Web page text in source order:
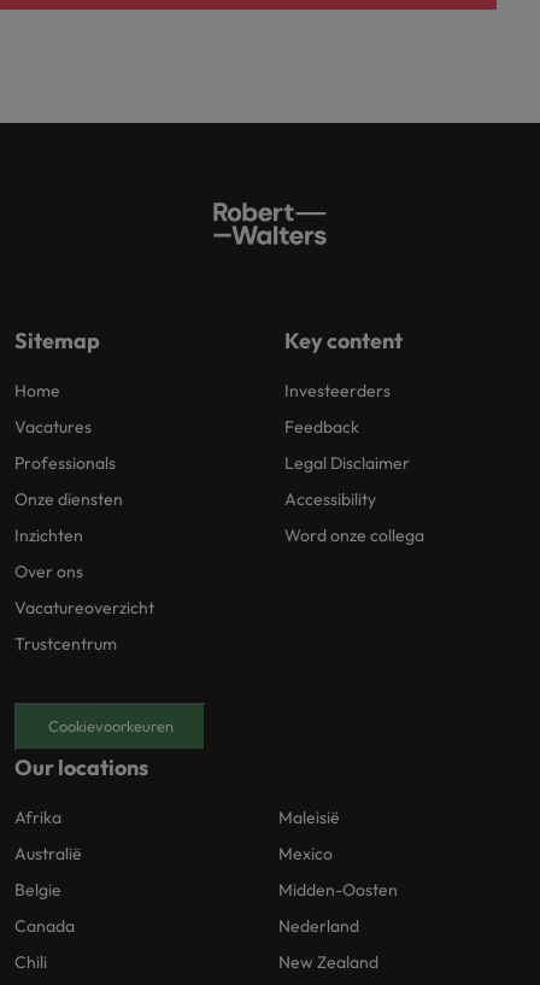
Sitemap
Home
Vacatures
Professionals
Onze diensten
Inzichten
Over ons
Vacatureoverzicht
Trustcentrum
Key content
Investeerders
Feedback
Legal Disclaimer
Accessibility
Word onze collega
Cookievoorkeuren
Our locations
Afrika
Australië
Belgie
Canada
Chili
Maleisië
Mexico
Midden-Oosten
Nederland
New Zealand